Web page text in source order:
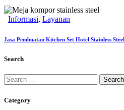
Informasi, Layanan
Jasa Pembuatan Kitchen Set Hotel Stainless Steel
Search
Category